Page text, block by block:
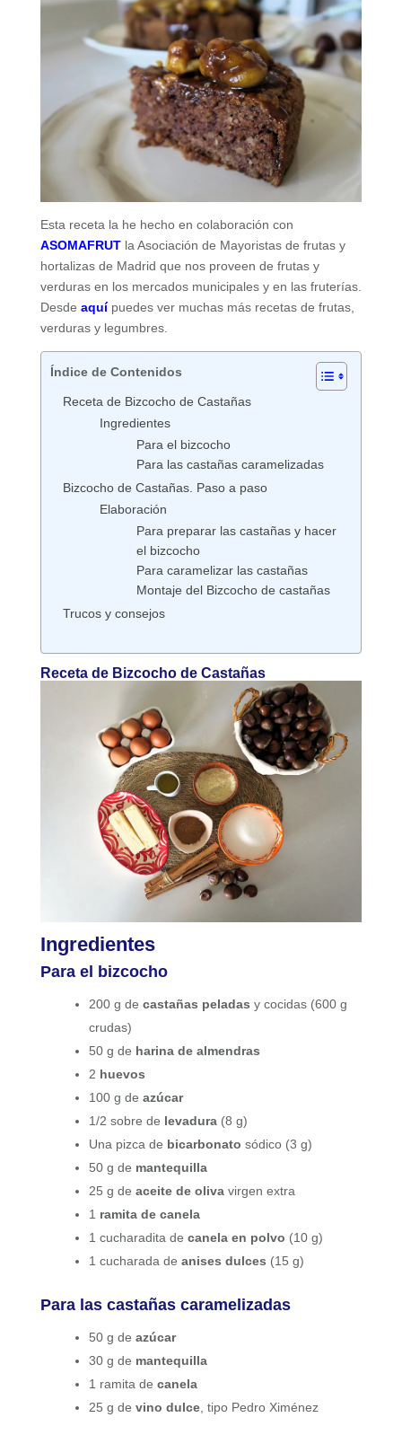
Esta receta la he hecho en colaboración con
ASOMAFRUT la Asociación de Mayoristas de frutas y
hortalizas de Madrid que nos proveen de frutas y
verduras en los mercados municipales y en las fruterías.
Desde aquí puedes ver muchas más recetas de frutas,
verduras y legumbres.
Índice de Contenidos
Receta de Bizcocho de Castañas
Ingredientes
Para el bizcocho
Para las castañas caramelizadas
Bizcocho de Castañas. Paso a paso
Elaboración
Para preparar las castañas y hacer
el bizcocho
Para caramelizar las castañas
Montaje del Bizcocho de castañas
Trucos y consejos
Receta de Bizcocho de Castañas
Ingredientes
Para el bizcocho
200 g de castañas peladas y cocidas (600 g
crudas)
50 g de harina de almendras
2 huevos
100 g de azúcar
1/2 sobre de levadura(8 g)
Una pizca de bicarbonato sódico (3 g)
50 g de mantequilla
25 g de aceite de olivavirgen extra
1 ramita de canela
1 cucharadita de canela en polvo (10 g)
1 cucharada de anises dulces (15 g)
Para las castañas caramelizadas
50 g de azúcar
30 g de mantequilla
1 ramita de canela
25 g de vino dulce, tipo Pedro Ximénez